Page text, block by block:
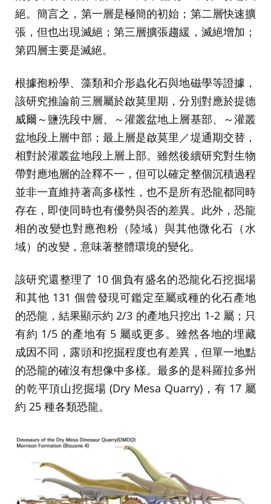
絕。簡言之，第一層是極簡的初始；第二層快速擴
張，但也出現滅絕；第三層擴張趨緩，滅絕增加；
第四層主要是滅絕。
根據孢粉學、藻類和介形蟲化石與地磁學等證據，
該研究推論前三層屬於啟莫里期，分別對應於提德
威爾～鹽洗段中層、～灌叢盆地上層基部、～灌叢
盆地段上層中部；最上層是啟莫里／堤通期交替，
相對於灌叢盆地段上層上部。雖然後續研究對生物
帶對應地層的詮釋不一，但可以確定整個沉積過程
並非一直維持著高多樣性，也不是所有恐龍都同時
存在，即使同時也有優勢與否的差異。此外，恐龍
相的改變也對應孢粉（陸域）與其他微化石（水
域）的改變，意味著整體環境的變化。
該研究還整理了 10 個負有盛名的恐龍化石挖掘場
和其他 131 個曾發現可鑑定至屬或種的化石產地
的恐龍，結果顯示約 2/3 的產地只挖出 1-2 屬；只
有約 1/5 的產地有 5 屬或更多。雖然各地的埋藏
成因不同，露頭和挖掘程度也有差異，但單一地點
的恐龍的確沒有想像中多樣。最多的是科羅拉多州
的乾平頂山挖掘場 (Dry Mesa Quarry)，有 17 屬
約 25 種各類恐龍。